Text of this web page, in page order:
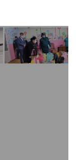
seminar